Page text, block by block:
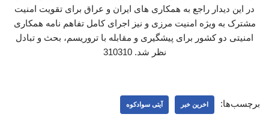
در این دیدار راجع به همکاری ‌های ایران و عراق برای تقویت امنیت
مشترک به ویژه امنیت مرزی و نیز اجرای کامل تفاهم نامه همکاری
امنیتی دو کشور برای پیشگیری و مقابله با تروریسم، بحث و تبادل
نظر شد. 310310
برچسب‌ها: اخرین خبر آیتی سوادکوه